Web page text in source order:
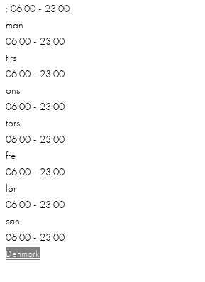
: 06.00 - 23.00
man
06.00 - 23.00
tirs
06.00 - 23.00
ons
06.00 - 23.00
tors
06.00 - 23.00
fre
06.00 - 23.00
lør
06.00 - 23.00
søn
06.00 - 23.00
Denmark